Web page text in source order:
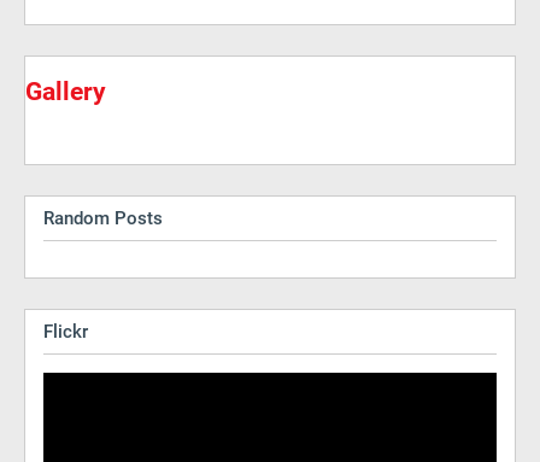
Gallery
Random Posts
Flickr